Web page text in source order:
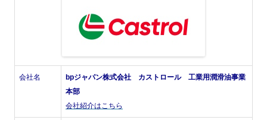
会社名
bpジャパン株式会社 カストロール 工業用潤滑油事業
本部
会社紹介はこちら